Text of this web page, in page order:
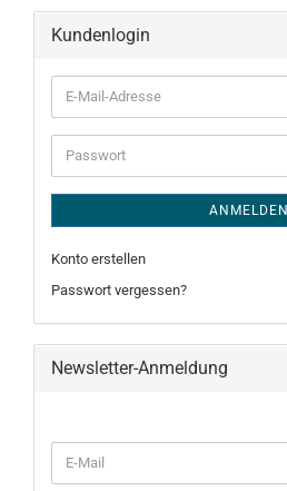
Kundenlogin
E-
Mail-
Adresse
Passwort
ANMELDEN
Konto erstellen
Passwort vergessen?
Newsletter-Anmeldung
ZUR
E-
Mail